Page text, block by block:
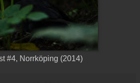
#4, Norrköping (2014)